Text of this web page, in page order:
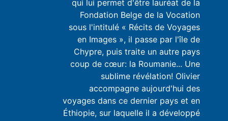
qui lui permet d'être lauréat de la
Fondation Belge de la Vocation
sous l'intitulé « Récits de Voyages
en Images », il passe par l'île de
Chypre, puis traite un autre pays
coup de cœur: la Roumanie... Une
sublime révélation! Olivier
accompagne aujourd'hui des
voyages dans ce dernier pays et en
Éthiopie, sur laquelle il a développé